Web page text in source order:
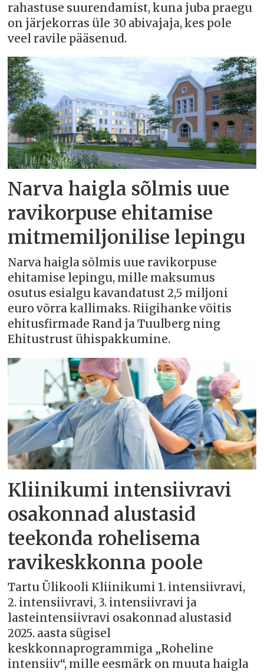
rahastuse suurendamist, kuna juba praegu
on järjekorras üle 30 abivajaja, kes pole
veel ravile pääsenud.
Narva haigla sõlmis uue
ravikorpuse ehitamise
mitmemiljonilise lepingu
Narva haigla sõlmis uue ravikorpuse
ehitamise lepingu, mille maksumus
osutus esialgu kavandatust 2,5 miljoni
euro võrra kallimaks. Riigihanke võitis
ehitusfirmade Rand ja Tuulberg ning
Ehitustrust ühispakkumine.
Kliinikumi intensiivravi
osakonnad alustasid
teekonda rohelisema
ravikeskkonna poole
Tartu Ülikooli Kliinikumi 1. intensiivravi,
2. intensiivravi, 3. intensiivravi ja
lasteintensiivravi osakonnad alustasid
2025. aasta sügisel
keskkonnaprogrammiga „Roheline
intensiiv“, mille eesmärk on muuta haigla